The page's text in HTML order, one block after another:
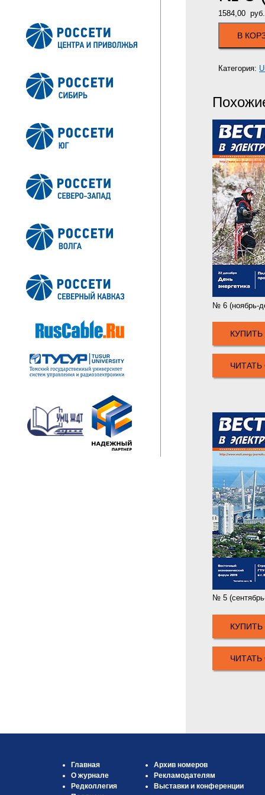
1584,00 руб.
В
Категория:
№ 6 (ноябрь-
КУПИТЬ
№ 5
КУПИТЬ
Главная
О журнале
Редколлегия
Архив номеров
Рекламодателям
Выставки и конференции